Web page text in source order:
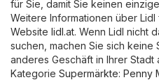
für Sie, damit Sie keinen
Weitere Informationen über
Website lidl.at. Wenn Lidl nicht
suchen, machen Sie sich keine
anderes Geschäft in Ihrer
Kategorie Supermärkte: Penny